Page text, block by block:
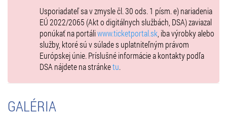
Usporiadateľ sa v zmysle čl. 30 ods. 1 písm. e) nariadenia
EÚ 2022/2065 (Akt o digitálnych službách, DSA) zaviazal
ponúkať na portáliwww.ticketportal.sk , iba výrobky alebo
služby, ktoré sú v súlade s uplatniteľným právom
Európskej únie. Príslušné informácie a kontakty podľa
DSA nájdete na stránketu.
GALÉRIA